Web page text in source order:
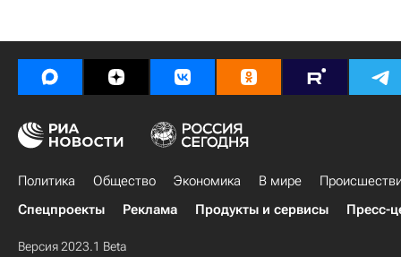
Политика Общество Экономика В мире
Спецпроекты
Реклама Продукты и сервисы Пресс-
Версия 2023.1 Beta